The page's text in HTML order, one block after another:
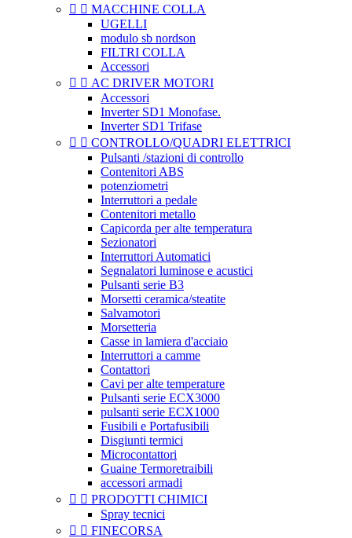
  MACCHINE COLLA
UGELLI
modulo sb nordson
FILTRI COLLA
Accessori
  AC DRIVER MOTORI
Accessori
Inverter SD1 Monofase.
Inverter SD1 Trifase
  CONTROLLO/QUADRI ELETTRICI
Pulsanti /stazioni di controllo
Contenitori ABS
potenziometri
Interruttori a pedale
Contenitori metallo
Capicorda per alte temperatura
Sezionatori
Interruttori Automatici
Segnalatori luminose e acustici
Pulsanti serie B3
Morsetti ceramica/steatite
Salvamotori
Morsetteria
Casse in lamiera d'acciaio
Interruttori a camme
Contattori
Cavi per alte temperature
Pulsanti serie ECX3000
pulsanti serie ECX1000
Fusibili e Portafusibili
Disgiunti termici
Microcontattori
Guaine Termoretraibili
accessori armadi
  PRODOTTI CHIMICI
Spray tecnici
  FINECORSA